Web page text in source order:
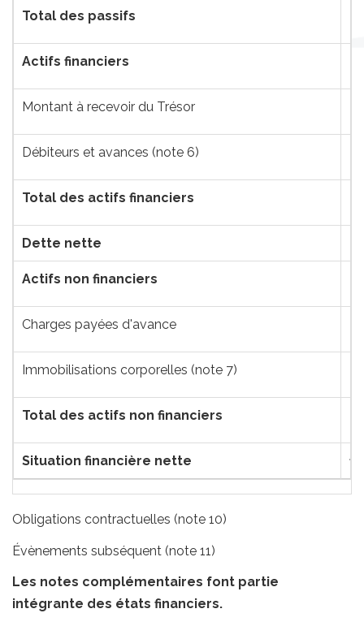
Total des passifs
Actifs financiers
Montant à recevoir du Trésor
Débiteurs et avances (note 6)
Total des actifs financiers
Dette nette
Actifs non financiers
Charges payées d'avance
Immobilisations corporelles (note 7)
Total des actifs non financiers
Situation financière nette 1
Obligations contractuelles (note 10)
Évènements subséquent (note 11)
Les notes complémentaires font partie
intégrante des états financiers.